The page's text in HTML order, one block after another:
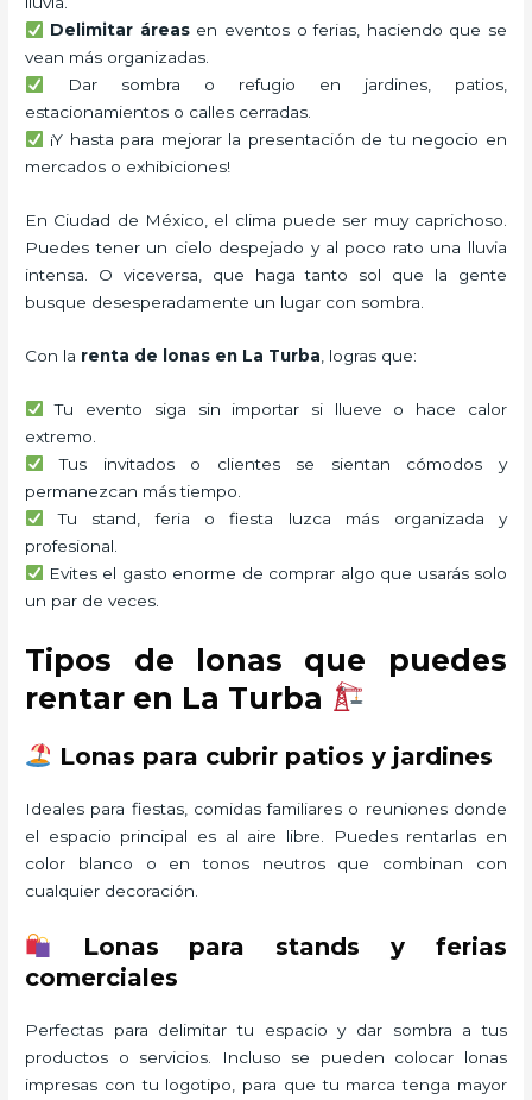
Delimitar áreasen eventos o ferias, haciendo que se
vean más organizadas.
Dar sombra o refugio en jardines, patios,
estacionamientos o calles cerradas.
¡Y hasta para mejorar la presentación de tu negocio en
mercados o exhibiciones!
En Ciudad de México, el clima puede ser muy caprichoso.
Puedes tener un cielo despejado y al poco rato una lluvia
intensa. O viceversa, que haga tanto sol que la gente
busque desesperadamente un lugar con sombra.
Con la renta de lonas en La Turba , logras que:
Tu evento siga sin importar si llueve o hace calor
extremo.
Tus invitados o clientes se sientan cómodos y
permanezcan más tiempo.
Tu stand, feria o fiesta luzca más organizada y
profesional.
Evites el gasto enorme de comprar algo que usarás solo
un par de veces.
Tipos de lonas que puedes
rentar en La Turba
Lonas para cubrir patios y jardines
Ideales para fiestas, comidas familiares o reuniones donde
el espacio principal es al aire libre. Puedes rentarlas en
color blanco o en tonos neutros que combinan con
cualquier decoración.
Lonas para stands y ferias
comerciales
Perfectas para delimitar tu espacio y dar sombra a tus
productos o servicios. Incluso se pueden colocar lonas
impresas con tu logotipo, para que tu marca tenga mayor